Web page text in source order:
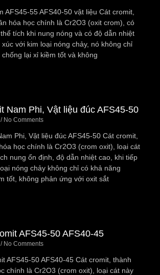
AFS45-55 AFS40-50 vật liệu Cát cromit,
hóa học chính là Cr2O3 (oxit crom), có
tích khi nung nóng và có độ dẫn nhiệt
xúc với kim loại nóng chảy, nó không chỉ
lại xỉ kiềm tốt và không
Nam Phi, Vật liệu đúc AFS45-50
No Comments
Phi, Vật liệu đúc AFS45-50 Cát cromit,
học chính là Cr2O3 (crom oxit), loại cát
nung ổn định, độ dẫn nhiệt cao, khi tiếp
nóng chảy không chỉ có khả năng
tốt, không phản ứng với oxit sắt
AFS45-50 AFS40-45
No Comments
AFS45-50 AFS40-45 Cát cromit, thành
chính là Cr2O3 (crom oxit), loại cát này